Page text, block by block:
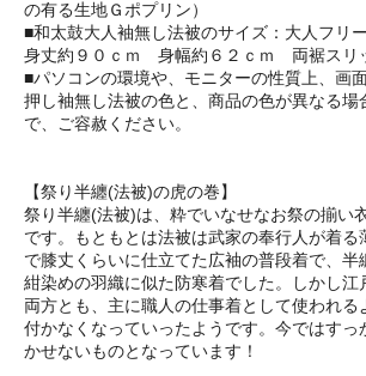
の有る生地Ｇポプリン）
■和太鼓大人袖無し法被のサイズ：大人フリ
身丈約９０ｃｍ 身幅約６２ｃｍ 両裾スリ
■パソコンの環境や、モニターの性質上、画
押し袖無し法被の色と、商品の色が異なる場
で、ご容赦ください。
【祭り半纏(法被)の虎の巻】
祭り半纏(法被)は、粋でいなせなお祭の揃い
です。もともとは法被は武家の奉行人が着る
で膝丈くらいに仕立てた広袖の普段着で、半
紺染めの羽織に似た防寒着でした。しかし江
両方とも、主に職人の仕事着として使われる
付かなくなっていったようです。今ではすっ
かせないものとなっています！